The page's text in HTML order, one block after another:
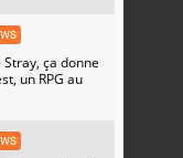
ça donne
un RPG au